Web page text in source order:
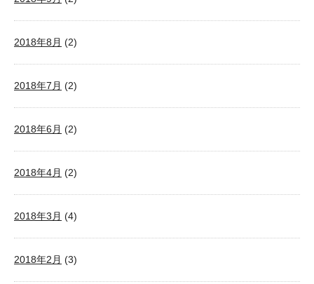
2018年8月 (2)
2018年7月 (2)
2018年6月 (2)
2018年4月 (2)
2018年3月 (4)
2018年2月 (3)